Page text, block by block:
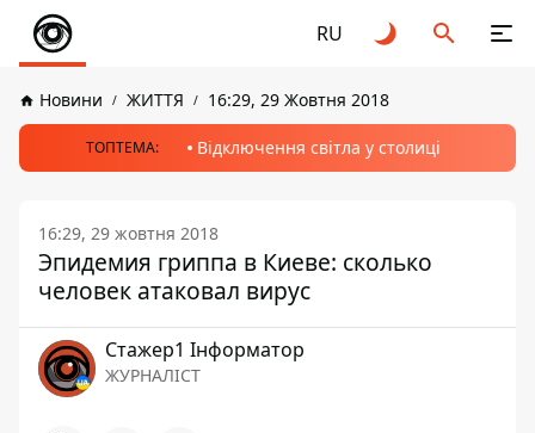
RU
Новини ЖИТТЯ 16:29, 29 Жовтня 2018
ТОПТЕМА: Відключення світла у столиці
16:29, 29 жовтня 2018
Эпидемия гриппа в Киеве: сколько
человек атаковал вирус
Стажер1 Інформатор
ЖУРНАЛІСТ